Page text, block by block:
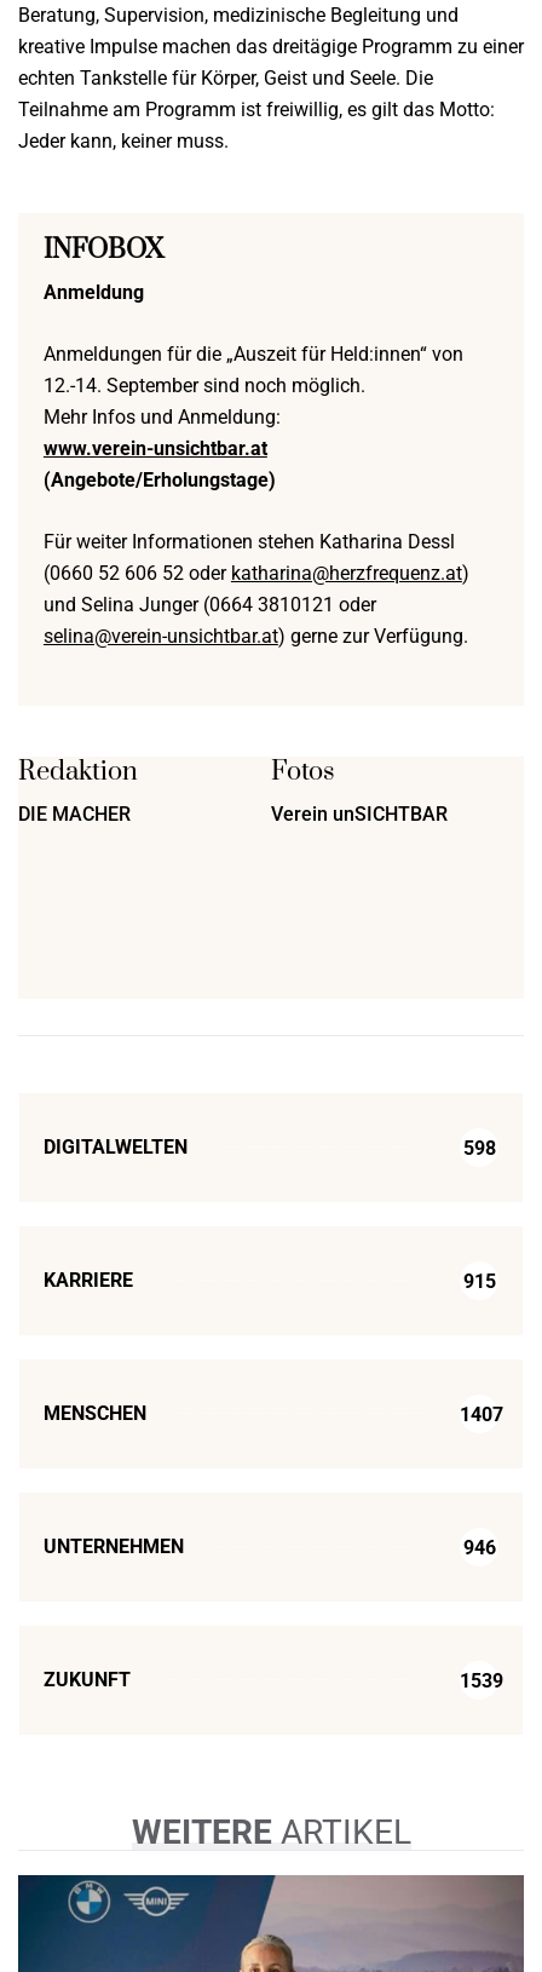
Beratung, Supervision, medizinische Begleitung und
kreative Impulse machen das dreitägige Programm zu einer
echten Tankstelle für Körper, Geist und Seele. Die
Teilnahme am Programm ist freiwillig, es gilt das Motto:
Jeder kann, keiner muss.
INFOBOX
Anmeldung
Anmeldungen für die „Auszeit für Held:innen“ von
12.-14. September sind noch möglich.
Mehr Infos und Anmeldung:
www.verein-unsichtbar.at
(Angebote/Erholungstage)
Für weiter Informationen stehen Katharina Dessl
(0660 52 606 52 oder katharina@herzfrequenz.at)
und Selina Junger (0664 3810121 oder
selina@verein-unsichtbar.at) gerne zur Verfügung.
Redaktion
DIE MACHER
Fotos
Verein unSICHTBAR
DIGITALWELTEN 598
KARRIERE 915
MENSCHEN 1407
UNTERNEHMEN 946
ZUKUNFT 1539
WEITEREARTIKEL